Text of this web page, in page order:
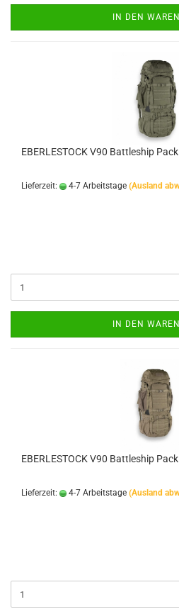
IN DEN
EBERLESTOCK V90 Battleship
Lieferzeit: 4-7 Arbeitstage (Ausland
IN DEN
EBERLESTOCK V90 Battleship
Lieferzeit: 4-7 Arbeitstage (Ausland